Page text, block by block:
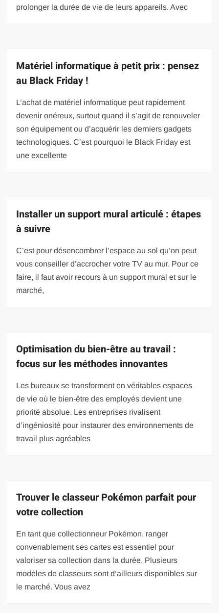
prolonger la durée de vie de leurs appareils. Avec
Matériel informatique à petit prix : pensez
au Black Friday !
L’achat de matériel informatique peut rapidement
devenir onéreux, surtout quand il s’agit de renouveler
son équipement ou d’acquérir les derniers gadgets
technologiques. C’est pourquoi le Black Friday est
une excellente
Installer un support mural articulé : étapes
à suivre
C’est pour désencombrer l’espace au sol qu’on peut
vous conseiller d’accrocher votre TV au mur. Pour ce
faire, il faut avoir recours à un support mural et sur le
marché,
Optimisation du bien-être au travail :
focus sur les méthodes innovantes
Les bureaux se transforment en véritables espaces
de vie où le bien-être des employés devient une
priorité absolue. Les entreprises rivalisent
d’ingéniosité pour instaurer des environnements de
travail plus agréables
Trouver le classeur Pokémon parfait pour
votre collection
En tant que collectionneur Pokémon, ranger
convenablement ses cartes est essentiel pour
valoriser sa collection dans la durée. Plusieurs
modèles de classeurs sont d’ailleurs disponibles sur
le marché. Vous avez